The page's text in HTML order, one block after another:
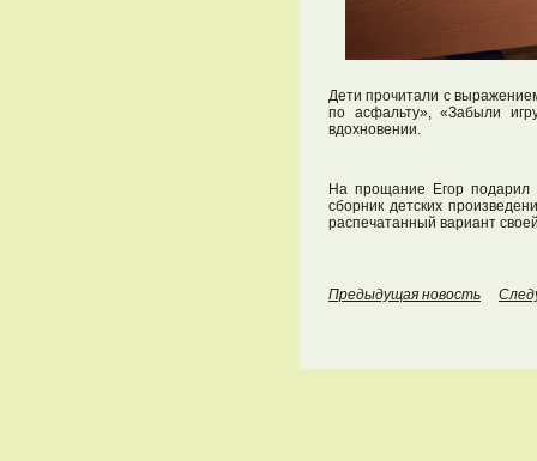
Дети прочитали с
по асфальту», «Забыли
вдохновении.
На прощание Егор подарил
сборник детских
распечатанный вариант
Предыдущая новость